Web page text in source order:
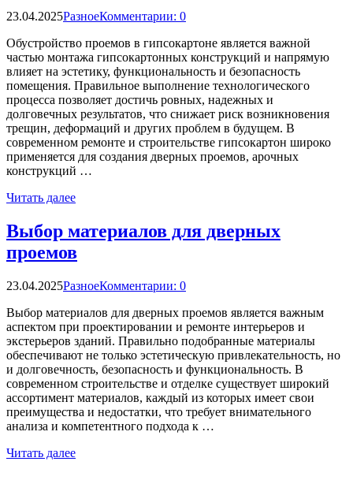
23.04.2025РазноеКомментарии: 0
Обустройство проемов в гипсокартоне является важной
частью монтажа гипсокартонных конструкций и напрямую
влияет на эстетику, функциональность и безопасность
помещения. Правильное выполнение технологического
процесса позволяет достичь ровных, надежных и
долговечных результатов, что снижает риск возникновения
трещин, деформаций и других проблем в будущем. В
современном ремонте и строительстве гипсокартон широко
применяется для создания дверных проемов, арочных
конструкций …
Читать далее
Выбор материалов для дверных
проемов
23.04.2025РазноеКомментарии: 0
Выбор материалов для дверных проемов является важным
аспектом при проектировании и ремонте интерьеров и
экстерьеров зданий. Правильно подобранные материалы
обеспечивают не только эстетическую привлекательность, но
и долговечность, безопасность и функциональность. В
современном строительстве и отделке существует широкий
ассортимент материалов, каждый из которых имеет свои
преимущества и недостатки, что требует внимательного
анализа и компетентного подхода к …
Читать далее